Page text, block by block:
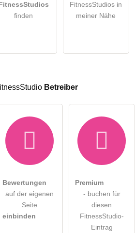
habe ich zur Kenntnis genommen.
stellen.
finden
FitnessStudios in
meiner Nähe
Betreiber
Bewertungen
auf der eigenen
Seite
einbinden
Premium
- buchen für
diesen
FitnessStudio-
Eintrag